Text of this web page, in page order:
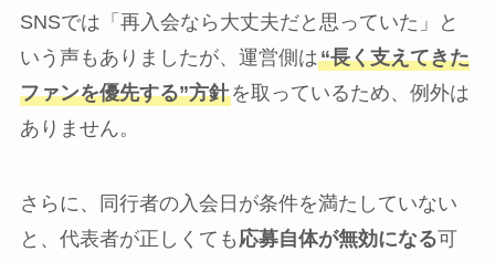
SNSでは「再入会なら大丈夫だと思っていた」と
いう声もありましたが、運営側は“長く支えてきた
ファンを優先する”方針を取っているため、例外は
ありません。
さらに、同行者の入会日が条件を満たしていない
と、代表者が正しくても 応募自体が無効になる可